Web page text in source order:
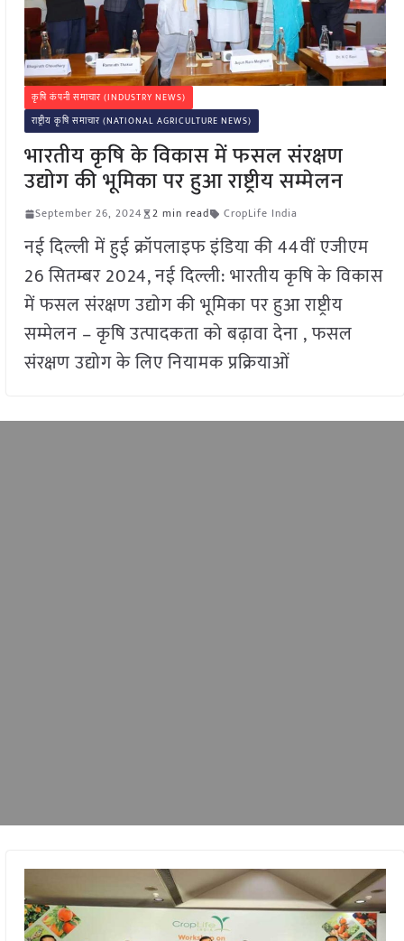
कृषि कंपनी समाचार (INDUSTRY NEWS)
राष्ट्रीय कृषि समाचार (NATIONAL AGRICULTURE NEWS)
भारतीय कृषि के विकास में फसल संरक्षण
उद्योग की भूमिका पर हुआ राष्ट्रीय सम्मेलन
September 26, 2024 2 min read CropLife India
नई दिल्ली में हुई क्रॉपलाइफ इंडिया की 44वीं एजीएम
26 सितम्बर 2024, नई दिल्ली: भारतीय कृषि के विकास
में फसल संरक्षण उद्योग की भूमिका पर हुआ राष्ट्रीय
सम्मेलन – कृषि उत्पादकता को बढ़ावा देना , फसल
संरक्षण उद्योग के लिए नियामक प्रक्रियाओं